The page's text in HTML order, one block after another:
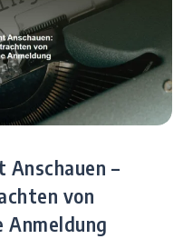
Anschauen –
von
Anmeldung